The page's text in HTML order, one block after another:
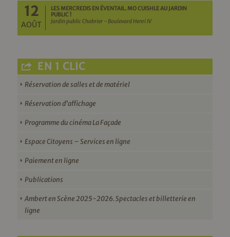
12
AOÛT
LES MERCREDIS EN ÉVENTAIL. MO CUISHLE AU JARDIN
PUBLIC !
Jardin public Chabrier - Boulevard Henri IV
EN 1 CLIC
Réservation de salles et de matériel
Réservation d’affichage
Programme du cinéma La Façade
Espace Citoyens – Services en ligne
Paiement en ligne
Publications
Ambert en Scène 2025-2026. Spectacles et billetterie en
ligne